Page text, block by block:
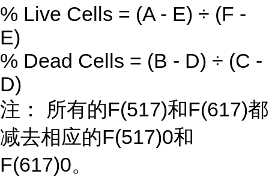
% Live Cells = (A - E) ÷ (F -
E)
% Dead Cells = (B - D) ÷ (C -
D)
注： 所有的F(517)和F(617)都
减去相应的F(517)0和
F(617)0。